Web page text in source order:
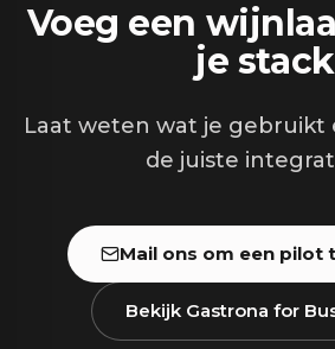
Voeg een
je stack
Laat weten wat je gebruikt
de juiste
Mail ons om een pilot
Bekijk Gastrona for